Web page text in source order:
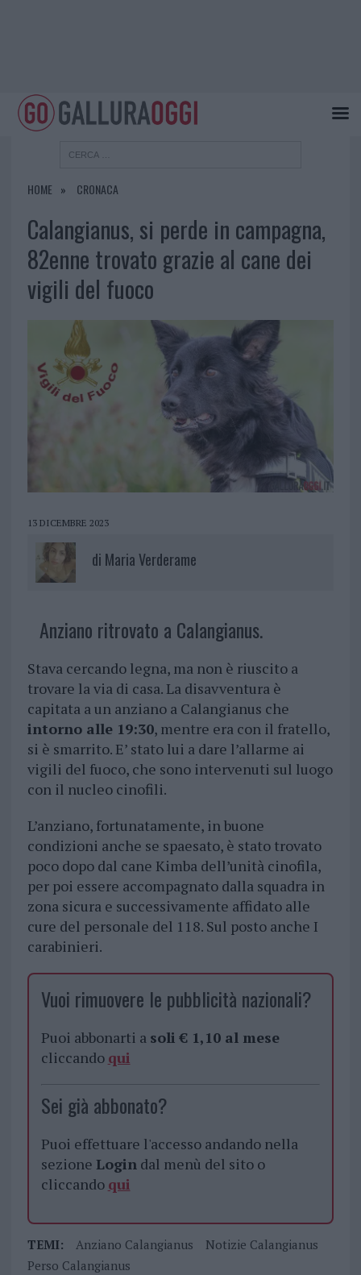
HOME CRONACA
Calangianus, si perde in campagna,
82enne trovato grazie al cane dei
vigili del fuoco
13 DICEMBRE 2023
di Maria Verderame
Anziano ritrovato a Calangianus.
Stava cercando legna, ma non è riuscito a
trovare la via di casa. La disavventura è
capitata a un anziano a Calangianus che
intorno alle 19:30, mentre era con il fratello,
si è smarrito. E’ stato lui a dare l’allarme ai
vigili del fuoco, che sono intervenuti sul luogo
con il nucleo cinofili.
L’anziano, fortunatamente, in buone
condizioni anche se spaesato, è stato trovato
poco dopo dal cane Kimba dell’unità cinofila,
per poi essere accompagnato dalla squadra in
zona sicura e successivamente affidato alle
cure del personale del 118. Sul posto anche I
carabinieri.
Vuoi rimuovere le pubblicità nazionali?
Puoi abbonarti a soli € 1,10 al mese
cliccando qui
Sei già abbonato?
Puoi effettuare l'accesso andando nella
sezione Logindal menù del sito o
cliccando qui
TEMI: Anziano Calangianus
Notizie Calangianus
Perso Calangianus